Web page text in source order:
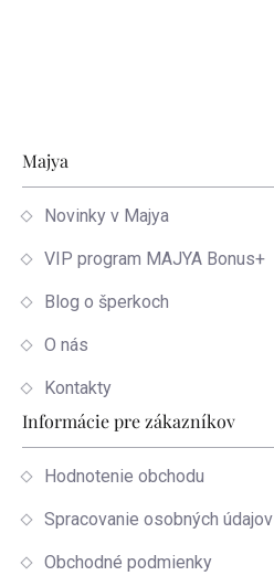
Zápätie
Majya
Novinky v Majya
VIP program MAJYA Bonus+
Blog o šperkoch
O nás
Kontakty
Informácie pre zákazníkov
Hodnotenie obchodu
Spracovanie osobných údajov
Obchodné podmienky